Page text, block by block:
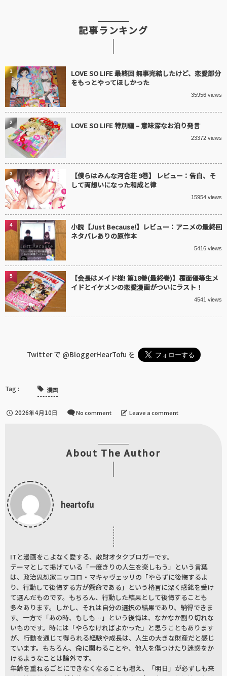
記事ランキング
LOVE SO LIFE 最終回 無事完結したけど、恋愛部分
をもっとやってほしかった
35956 views
1
LOVE SO LIFE 特別編 – 意味深なお泊り発言
23372 views
2
【僕らはみんな河合荘 9巻】 レビュー：告白、そ
して両想いになった和成と律
15954 views
3
小説【Just Because!】レビュー：アニメの最終回
ネタバレありの原作本
5416 views
4
【会長はメイド様! 第18巻(最終巻)】覆面優等生メ
イドとイケメンの恋愛漫画がついにラスト！
4541 views
5
Twitter で @BloggerHearTofu を
漫画
2026年4月10日 No comment Leave a comment
About The Author
heartofu
ITと漫画をこよなく愛する、散財オタクブロガーです。
テーマとして掲げている「一度きりの人生を楽しもう」という言葉
は、政治思想家ニッコロ・マキャヴェッリの「やらずに後悔するよ
り、行動して後悔する方が懸命である」という格言に深く感銘を受け
て選んだものです。もちろん、行動した結果として後悔することも
多々あります。しかし、それは自分の選択の結果であり、納得できま
す。一方で「あの時、もしも…」という後悔は、なかなか割り切れな
いものです。時には「やらなければよかった」と思うこともあります
が、行動を通じて得られる経験や成長は、人生の大きな財産だと感じ
ています。もちろん、命に関わることや、他人を傷つけたり迷惑をか
けるようなことは論外です。
年齢を重ねるごとにできなくなることも増え、「明日」が必ずしも来